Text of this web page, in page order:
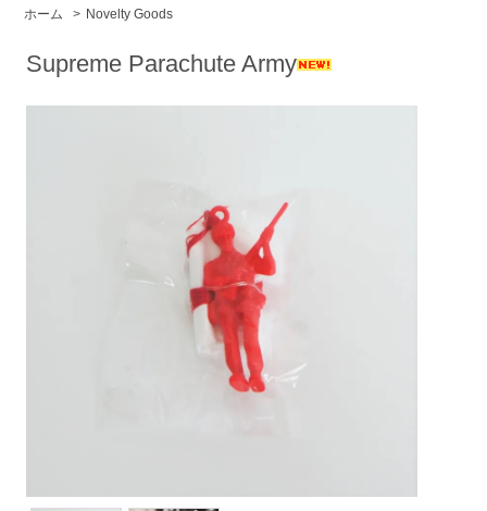
ホーム > Novelty Goods
Supreme Parachute Army